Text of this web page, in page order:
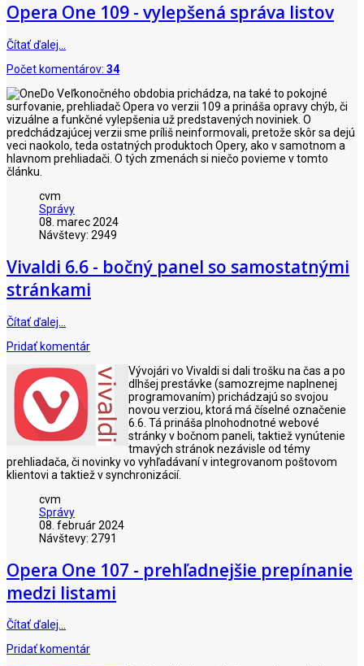
Opera One 109 - vylepšená správa listov
Čítať ďalej…
Počet komentárov: 34
Do Veľkonočného obdobia prichádza, na také to pokojné
surfovanie, prehliadač Opera vo verzii 109 a prináša opravy chýb, či
vizuálne a funkčné vylepšenia už predstavených noviniek. O
predchádzajúcej verzii sme príliš neinformovali, pretože skôr sa dejú
veci naokolo, teda ostatných produktoch Opery, ako v samotnom a
hlavnom prehliadači. O tých zmenách si niečo povieme v tomto
článku.
cvm
Správy
08. marec 2024
Návštevy: 2949
Vivaldi 6.6 - bočný panel so samostatnými
stránkami
Čítať ďalej…
Pridať komentár
Vývojári vo Vivaldi si dali trošku na čas a po
dlhšej prestávke (samozrejme naplnenej
programovaním) prichádzajú so svojou
novou verziou, ktorá má číselné označenie
6.6. Tá prináša plnohodnotné webové
stránky v bočnom paneli, taktiež vynútenie
tmavých stránok nezávisle od témy
prehliadača, či novinky vo vyhľadávaní v integrovanom poštovom
klientovi a taktiež v synchronizácií.
cvm
Správy
08. február 2024
Návštevy: 2791
Opera One 107 - prehľadnejšie prepínanie
medzi listami
Čítať ďalej…
Pridať komentár